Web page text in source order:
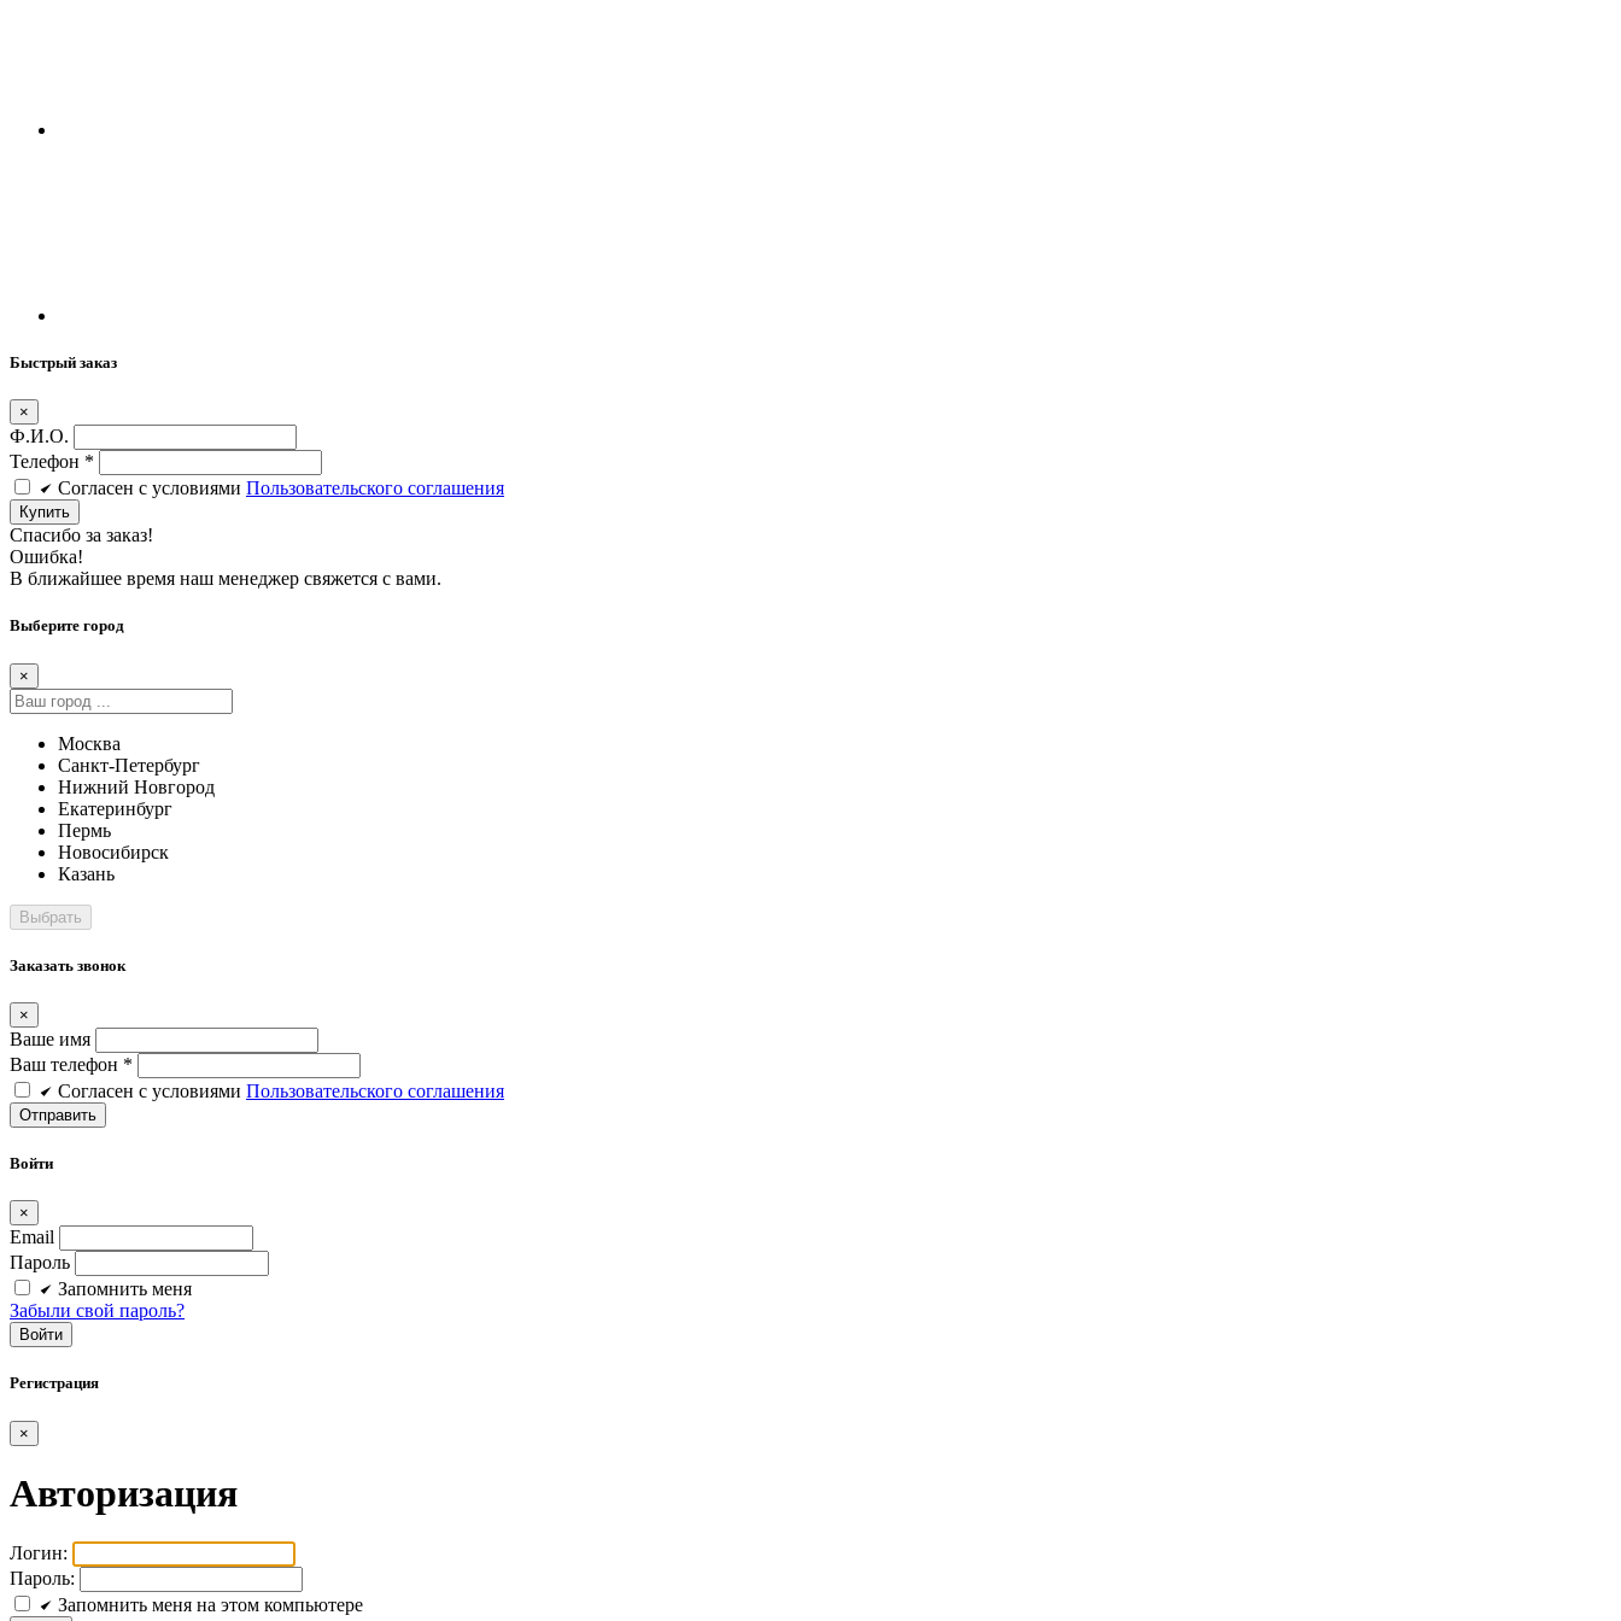
Быстрый заказ
×
Ф.И.О.
Телефон *
Cогласен c условиями Пользовательского соглашения
Купить
Спасибо за заказ!
Ошибка!
В ближайшее время наш менеджер свяжется с вами.
Выберите город
×
Москва
Санкт-Петербург
Нижний Новгород
Екатеринбург
Пермь
Новосибирск
Казань
Заказать звонок
×
Ваше имя
Ваш телефон *
Cогласен c условиями Пользовательского соглашения
Войти
×
Email
Пароль
Запомнить меня
Забыли свой пароль?
Войти
Регистрация
×
Авторизация
Логин:
Пароль:
Запомнить меня на этом компьютере